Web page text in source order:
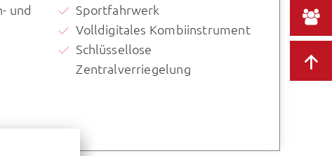
und
Sportfahrwerk
Volldigitales Kombiinstrument
Schlüssellose
Zentralverriegelung